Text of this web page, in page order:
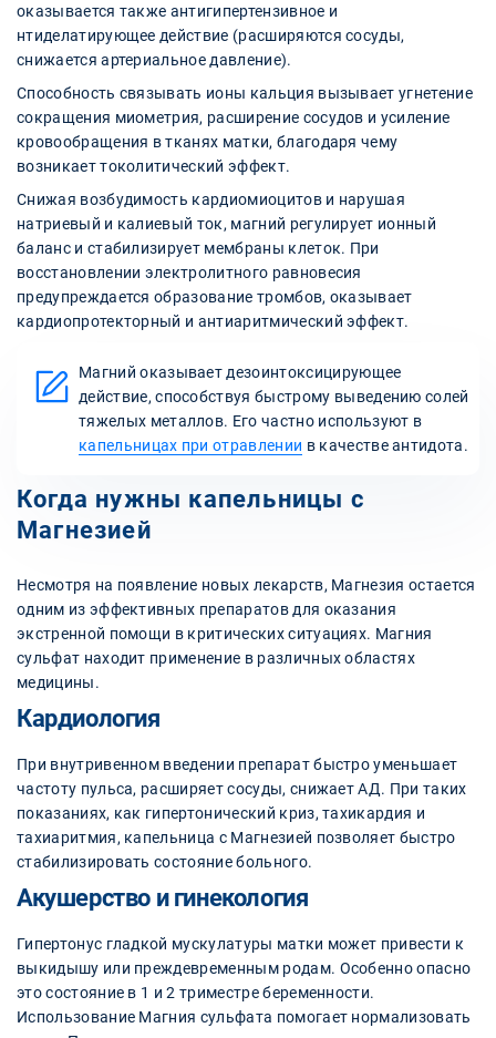
оказывается также антигипертензивное и
нтиделатирующее действие (расширяются сосуды,
снижается артериальное давление).
Способность связывать ионы кальция вызывает угнетение
сокращения миометрия, расширение сосудов и усиление
кровообращения в тканях матки, благодаря чему
возникает токолитический эффект.
Снижая возбудимость кардиомиоцитов и нарушая
натриевый и калиевый ток, магний регулирует ионный
баланс и стабилизирует мембраны клеток. При
восстановлении электролитного равновесия
предупреждается образование тромбов, оказывает
кардиопротекторный и антиаритмический эффект.
Магний оказывает дезоинтоксицирующее
действие, способствуя быстрому выведению солей
тяжелых металлов. Его частно используют в
капельницах при отравлении в качестве антидота.
Когда нужны капельницы с
Магнезией
Несмотря на появление новых лекарств, Магнезия остается
одним из эффективных препаратов для оказания
экстренной помощи в критических ситуациях. Магния
сульфат находит применение в различных областях
медицины.
Кардиология
При внутривенном введении препарат быстро уменьшает
частоту пульса, расширяет сосуды, снижает АД. При таких
показаниях, как гипертонический криз, тахикардия и
тахиаритмия, капельница с Магнезией позволяет быстро
стабилизировать состояние больного.
Акушерство и гинекология
Гипертонус гладкой мускулатуры матки может привести к
выкидышу или преждевременным родам. Особенно опасно
это состояние в 1 и 2 триместре беременности.
Использование Магния сульфата помогает нормализовать